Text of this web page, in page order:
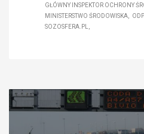
GŁÓWNY INSPEKTOR OCHRONY
MINISTERSTWO ŚRODOWISKA
SOZOSFERA.PL